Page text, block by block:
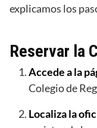
explicamos los
Reservar la
Accede a la
Colegio de
Localiza la